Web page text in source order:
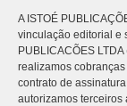
A ISTOÉ
vinculação editorial e
PUBLICACÕES
realizamos
contrato de
autorizamos